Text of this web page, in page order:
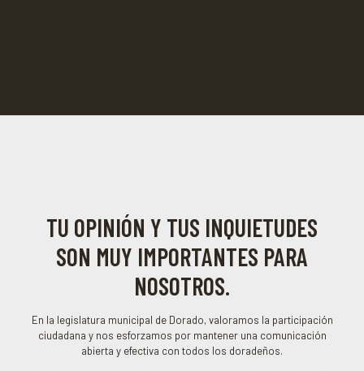
TU OPINIÓN Y TUS INQUIETUDES
SON MUY IMPORTANTES PARA
NOSOTROS.
En la legislatura municipal de Dorado, valoramos la participación
ciudadana y nos esforzamos por mantener una comunicación
abierta y efectiva con todos los doradeños.